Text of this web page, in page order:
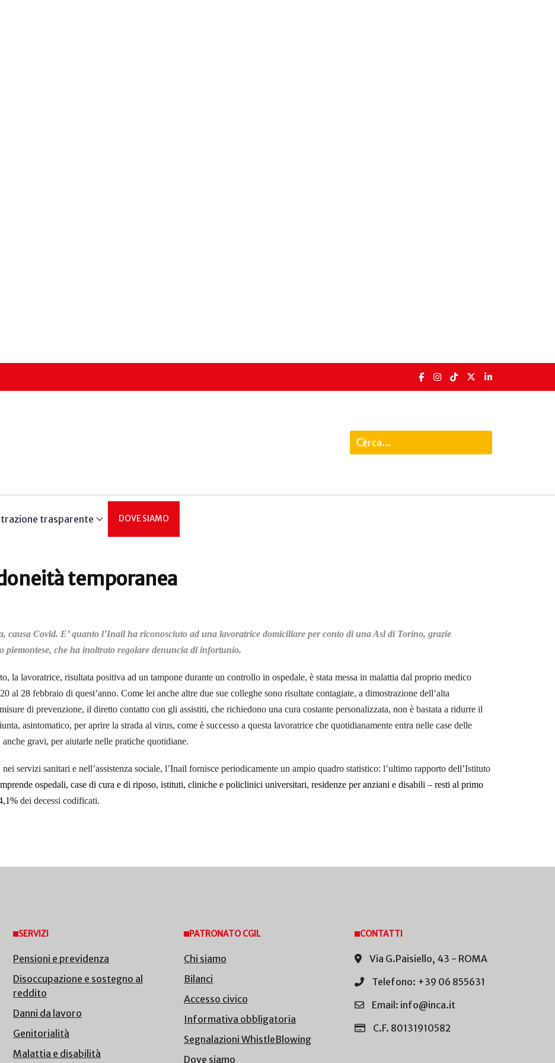
trasparente DOVE SIAMO
temporanea
causa Covid. E’ quanto l’Inail ha riconosciuto ad una lavoratrice domiciliare per conto di una Asl di Torino, grazie
piemontese, che ha inoltrato regolare denuncia di infortunio.
la lavoratrice, risultata positiva ad un tampone durante un controllo in ospedale, è stata messa in malattia dal proprio medico
al 28 febbraio di quest’anno. Come lei anche altre due sue colleghe sono risultate contagiate, a dimostrazione dell’alta
di prevenzione, il diretto contatto con gli assistiti, che richiedono una cura costante personalizzata, non è bastata a ridurre il
asintomatico, per aprire la strada al virus, come è successo a questa lavoratrice che quotidianamente entra nelle case delle
gravi, per aiutarle nelle pratiche quotidiane.
nei servizi sanitari e nell’assistenza sociale, l’Inail fornisce periodicamente un ampio quadro statistico: l’ultimo rapporto dell’Istituto
ospedali, case di cura e di riposo, istituti, cliniche e policlinici universitari, residenze per anziani e disabili – resti al primo
dei decessi codificati.
SERVIZI
Pensioni e previdenza
Disoccupazione e sostegno al
reddito
Danni da lavoro
Genitorialità
Malattia e disabilità
PATRONATO CGIL
Chi siamo
Bilanci
Accesso civico
Informativa obbligatoria
Segnalazioni WhistleBlowing
Dove siamo
CONTATTI
Via G.Paisiello, 43 - ROMA
Telefono: +39 06 855631
Email: info@inca.it
C.F. 80131910582